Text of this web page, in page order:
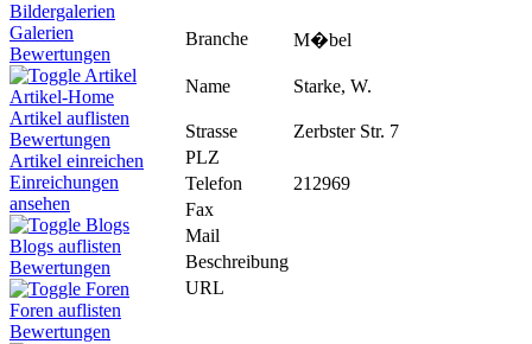
Bildergalerien
Galerien
Bewertungen
Artikel
Artikel-Home
Artikel auflisten
Bewertungen
Artikel einreichen
Einreichungen
ansehen
Blogs
Blogs auflisten
Bewertungen
Foren
Foren auflisten
Bewertungen
Branche M�bel
Name Starke, W.
Strasse
Zerbster Str. 7
PLZ
Telefon
212969
Fax
Mail
Beschreibung
URL